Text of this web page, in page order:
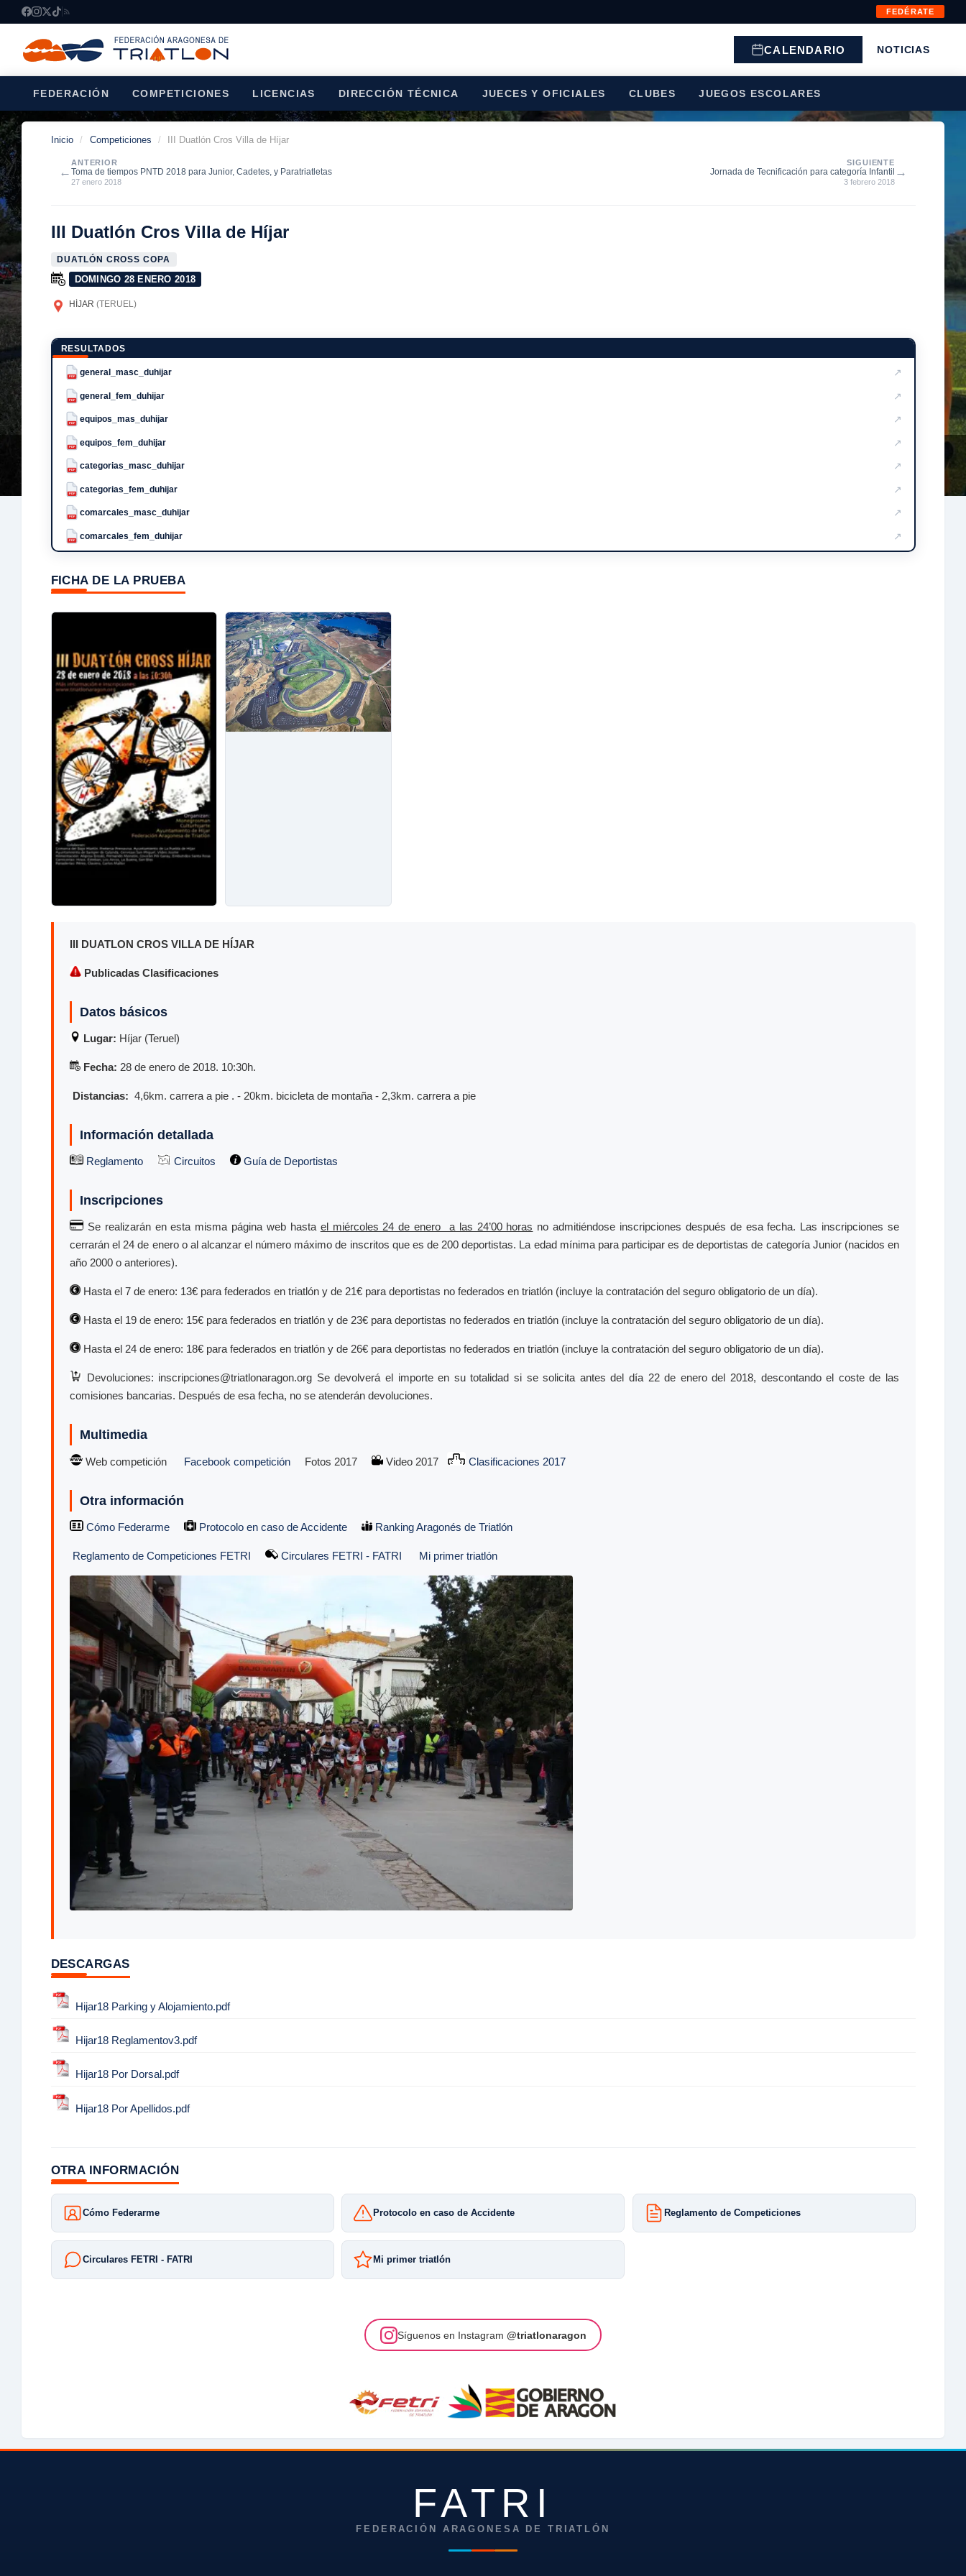
FEDÉRATE
CALENDARIO NOTICIAS
FEDERACIÓN COMPETICIONES LICENCIAS DIRECCIÓN TÉCNICA JUECES Y OFICIALES CLUBES JUEGOS ESCOLARES
Inicio / Competiciones / III Duatlón Cros Villa de Híjar
←
ANTERIOR
Toma de tiempos PNTD 2018 para Junior, Cadetes, y Paratriatletas
27 enero 2018
SIGUIENTE
Jornada de Tecnificación para categoría Infantil
3 febrero 2018
→
III Duatlón Cros Villa de Híjar
DUATLÓN CROSS COPA
DOMINGO 28 ENERO 2018
HÍJAR (TERUEL)
RESULTADOS
PDF general_masc_duhijar ↗
PDF general_fem_duhijar ↗
PDF equipos_mas_duhijar ↗
PDF equipos_fem_duhijar ↗
PDF categorias_masc_duhijar ↗
PDF categorias_fem_duhijar ↗
PDF comarcales_masc_duhijar ↗
PDF comarcales_fem_duhijar ↗
FICHA DE LA PRUEBA
III DUATLON CROS VILLA DE HÍJAR
Publicadas Clasificaciones
Datos básicos
Lugar: Híjar (Teruel)
Fecha: 28 de enero de 2018. 10:30h.
Distancias: 4,6km. carrera a pie . - 20km. bicicleta de montaña - 2,3km. carrera a pie
Información detallada
Reglamento Circuitos Guía de Deportistas
Inscripciones
Se realizarán en esta misma página web hasta el miércoles 24 de enero a las 24’00 horas no admitiéndose inscripciones después de esa fecha. Las inscripciones se
cerrarán el 24 de enero o al alcanzar el número máximo de inscritos que es de 200 deportistas. La edad mínima para participar es de deportistas de categoría Junior (nacidos en
año 2000 o anteriores).
Hasta el 7 de enero: 13€ para federados en triatlón y de 21€ para deportistas no federados en triatlón (incluye la contratación del seguro obligatorio de un día).
Hasta el 19 de enero: 15€ para federados en triatlón y de 23€ para deportistas no federados en triatlón (incluye la contratación del seguro obligatorio de un día).
Hasta el 24 de enero: 18€ para federados en triatlón y de 26€ para deportistas no federados en triatlón (incluye la contratación del seguro obligatorio de un día).
Devoluciones: inscripciones@triatlonaragon.org Se devolverá el importe en su totalidad si se solicita antes del día 22 de enero del 2018, descontando el coste de las
comisiones bancarias. Después de esa fecha, no se atenderán devoluciones.
Multimedia
Web competición Facebook competición Fotos 2017 Video 2017 Clasificaciones 2017
Otra información
Cómo Federarme Protocolo en caso de Accidente Ranking Aragonés de Triatlón
Reglamento de Competiciones FETRI Circulares FETRI - FATRI Mi primer triatlón
DESCARGAS
Hijar18 Parking y Alojamiento.pdf
Hijar18 Reglamentov3.pdf
Hijar18 Por Dorsal.pdf
Hijar18 Por Apellidos.pdf
OTRA INFORMACIÓN
Cómo Federarme Protocolo en caso de Accidente Reglamento de Competiciones
Circulares FETRI - FATRI Mi primer triatlón
Síguenos en Instagram @triatlonaragon
FATRI
FEDERACIÓN ARAGONESA DE TRIATLÓN